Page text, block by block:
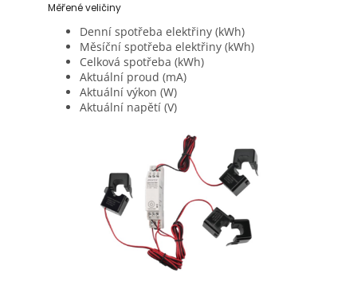
Měřené veličiny
Denní spotřeba elektřiny (kWh)
Měsíční spotřeba elektřiny (kWh)
Celková spotřeba (kWh)
Aktuální proud (mA)
Aktuální výkon (W)
Aktuální napětí (V)